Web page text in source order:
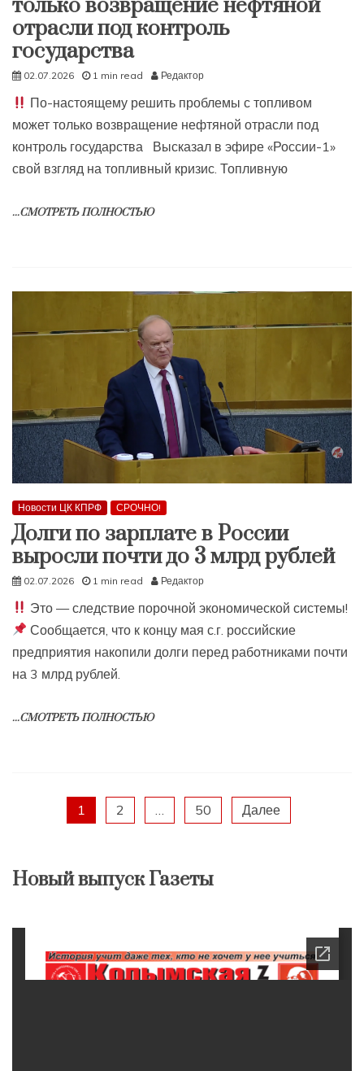
только возвращение нефтяной
отрасли под контроль
государства
02.07.2026 1 min read Редактор
По-настоящему решить проблемы с топливом
может только возвращение нефтяной отрасли под
контроль государства Высказал в эфире «России-1»
свой взгляд на топливный кризис. Топливную
...СМОТРЕТЬ ПОЛНОСТЬЮ
Новости ЦК КПРФ СРОЧНО!
Долги по зарплате в России
выросли почти до 3 млрд рублей
02.07.2026 1 min read Редактор
Это — следствие порочной экономической системы!
Сообщается, что к концу мая с.г. российские
предприятия накопили долги перед работниками почти
на 3 млрд рублей.
...СМОТРЕТЬ ПОЛНОСТЬЮ
Пагинация
записей
1 2 50 Далее
Новый выпуск Газеты